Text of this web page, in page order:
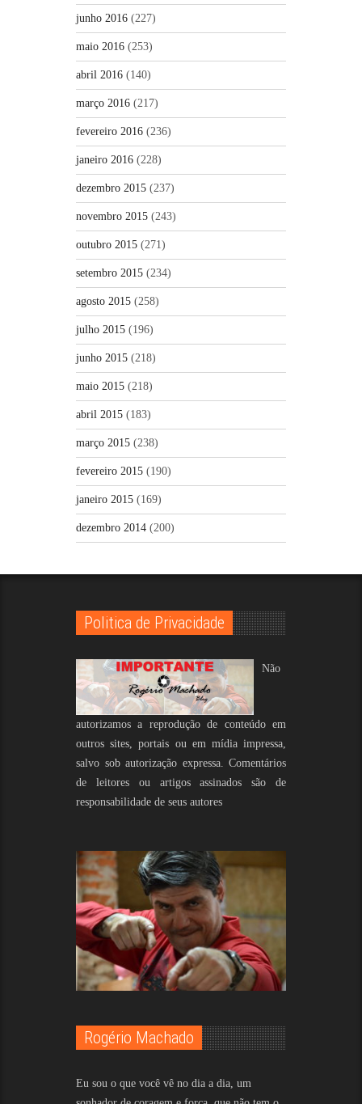
junho 2016 (227)
maio 2016 (253)
abril 2016 (140)
março 2016 (217)
fevereiro 2016 (236)
janeiro 2016 (228)
dezembro 2015 (237)
novembro 2015 (243)
outubro 2015 (271)
setembro 2015 (234)
agosto 2015 (258)
julho 2015 (196)
junho 2015 (218)
maio 2015 (218)
abril 2015 (183)
março 2015 (238)
fevereiro 2015 (190)
janeiro 2015 (169)
dezembro 2014 (200)
Politica de Privacidade
Não
autorizamos a reprodução de conteúdo em
outros sites, portais ou em mídia impressa,
salvo sob autorização expressa. Comentários
de leitores ou artigos assinados são de
responsabilidade de seus autores
Rogério Machado
Eu sou o que você vê no dia a dia, um